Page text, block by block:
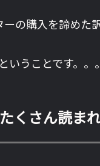
の購入を諦めた
うことです。。。
くさん読ま